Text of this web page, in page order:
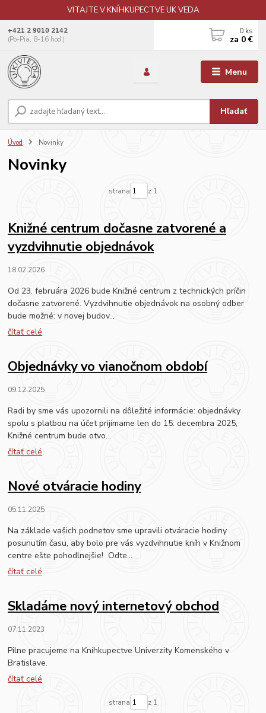
VITAJTE V KNÍHKUPECTVE UK VEDA
Menu
Hľadať
+421 2 9010 2142
(Po-Pia, 8-16 hod.)
0 ks
za 0 €
Úvod Novinky
Novinky
strana z 1
Knižné centrum dočasne zatvorené a
vyzdvihnutie objednávok
18.02.2026
Od 23. februára 2026 bude Knižné centrum z technických príčin
dočasne zatvorené. Vyzdvihnutie objednávok na osobný odber
bude možné: v novej budov...
čítať celé
Objednávky vo vianočnom období
09.12.2025
Radi by sme vás upozornili na dôležité informácie: objednávky
spolu s platbou na účet prijímame len do 15. decembra 2025,
Knižné centrum bude otvo...
čítať celé
Nové otváracie hodiny
05.11.2025
Na základe vašich podnetov sme upravili otváracie hodiny
posunutím času, aby bolo pre vás vyzdvihnutie kníh v Knižnom
centre ešte pohodlnejšie! Odte...
čítať celé
Skladáme nový internetový obchod
07.11.2023
Pilne pracujeme na Kníhkupectve Univerzity Komenského v
Bratislave.
čítať celé
strana z 1